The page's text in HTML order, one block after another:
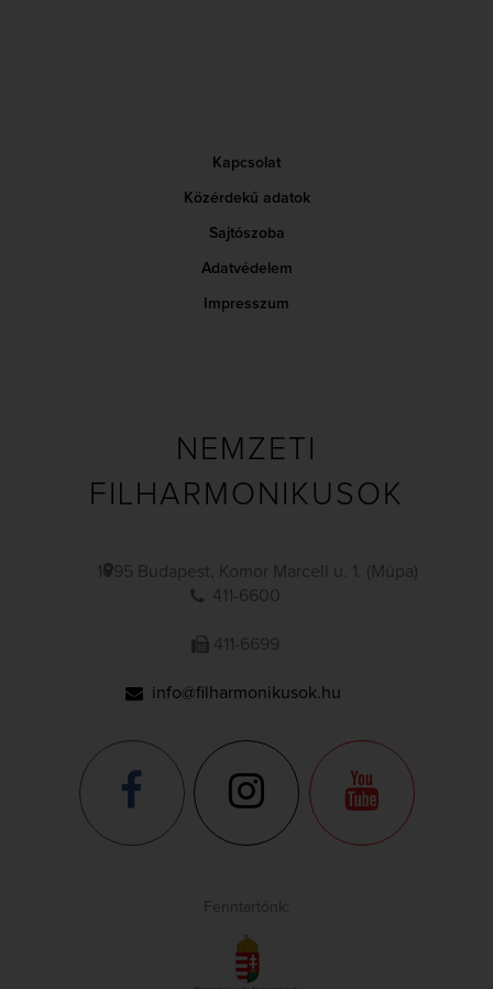
Kapcsolat
Közérdekű adatok
Sajtószoba
Adatvédelem
Impresszum
NEMZETI
FILHARMONIKUSOK
1095 Budapest, Komor Marcell u. 1. (Müpa)
411-6600
411-6699
info@filharmonikusok.hu
Fenntartónk: